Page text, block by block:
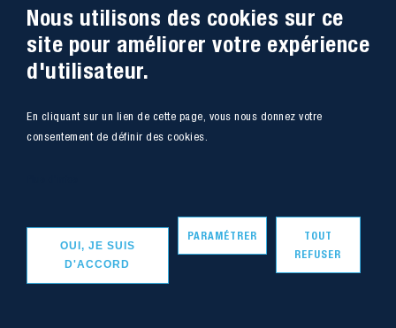
Téléphone
04 66 78 50 00
Coordonnée GPS:44.13312 - 4.08836
Plan du site Marchés Publics
Copyright - IMT Mines Alès 2020
Nous utilisons des cookies sur ce
site pour améliorer votre expérience
d'utilisateur.
En cliquant sur un lien de cette page, vous nous donnez votre
consentement de définir des cookies.
OUI, JE SUIS
D'ACCORD
PARAMÉTRER
TOUT
REFUSER